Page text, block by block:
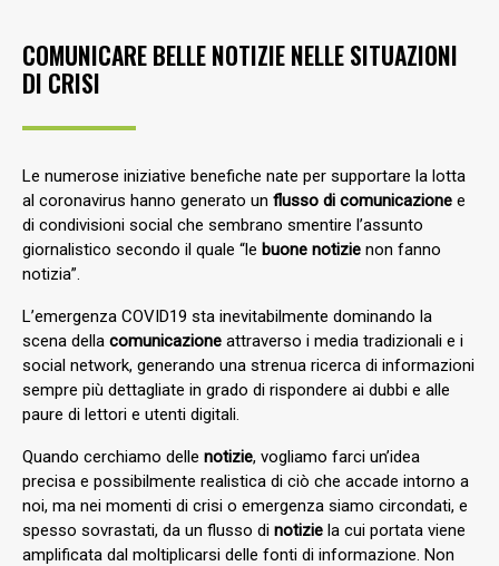
COMUNICARE BELLE NOTIZIE NELLE SITUAZIONI
DI CRISI
Le numerose iniziative benefiche nate per supportare la lotta
al coronavirus hanno generato un flusso di comunicazione e
di condivisioni social che sembrano smentire l’assunto
giornalistico secondo il quale “le buone notizie non fanno
notizia”.
L’emergenza COVID19 sta inevitabilmente dominando la
scena della comunicazione attraverso i media tradizionali e i
social network, generando una strenua ricerca di informazioni
sempre più dettagliate in grado di rispondere ai dubbi e alle
paure di lettori e utenti digitali.
Quando cerchiamo delle notizie, vogliamo farci un’idea
precisa e possibilmente realistica di ciò che accade intorno a
noi, ma nei momenti di crisi o emergenza siamo circondati, e
spesso sovrastati, da un flusso di notizie la cui portata viene
amplificata dal moltiplicarsi delle fonti di informazione. Non